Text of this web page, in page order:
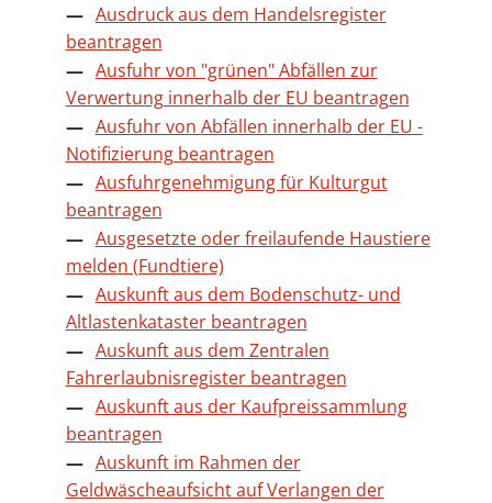
Ausdruck aus dem Handelsregister
beantragen
Ausfuhr von "grünen" Abfällen zur
Verwertung innerhalb der EU beantragen
Ausfuhr von Abfällen innerhalb der EU -
Notifizierung beantragen
Ausfuhrgenehmigung für Kulturgut
beantragen
Ausgesetzte oder freilaufende Haustiere
melden (Fundtiere)
Auskunft aus dem Bodenschutz- und
Altlastenkataster beantragen
Auskunft aus dem Zentralen
Fahrerlaubnisregister beantragen
Auskunft aus der Kaufpreissammlung
beantragen
Auskunft im Rahmen der
Geldwäscheaufsicht auf Verlangen der